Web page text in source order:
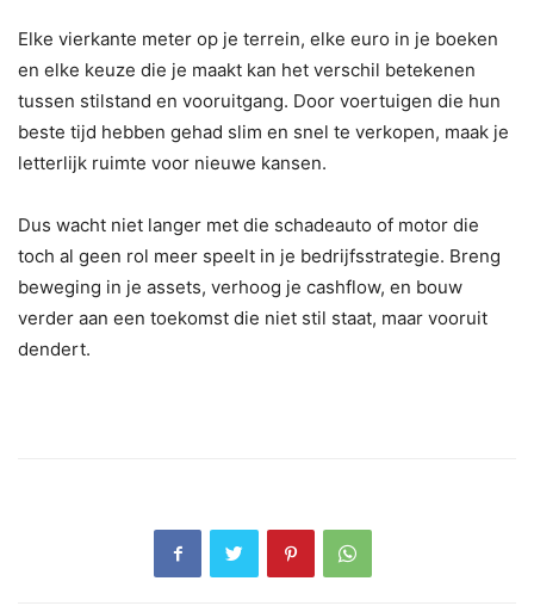
Elke vierkante meter op je terrein, elke euro in je boeken
en elke keuze die je maakt kan het verschil betekenen
tussen stilstand en vooruitgang. Door voertuigen die hun
beste tijd hebben gehad slim en snel te verkopen, maak je
letterlijk ruimte voor nieuwe kansen.
Dus wacht niet langer met die schadeauto of motor die
toch al geen rol meer speelt in je bedrijfsstrategie. Breng
beweging in je assets, verhoog je cashflow, en bouw
verder aan een toekomst die niet stil staat, maar vooruit
dendert.